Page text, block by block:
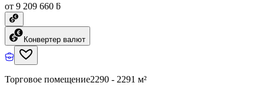
от 9 209 660 ƃ
Конвертер валют
Торговое помещение2290 - 2291 м²